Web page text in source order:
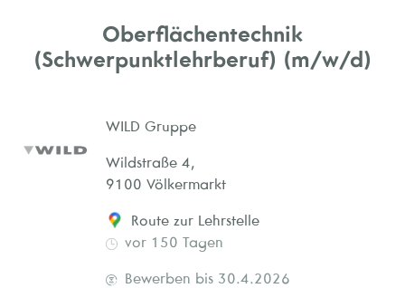
Oberflächentechnik
(Schwerpunktlehrberuf) (m/w/d)
WILD Gruppe
Wildstraße 4,
9100 Völkermarkt
Route zur Lehrstelle
vor 150 Tagen
Bewerben bis 30.4.2026